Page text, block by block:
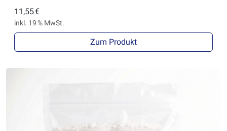
11,55 €
inkl. 19 % MwSt.
Zum Produkt